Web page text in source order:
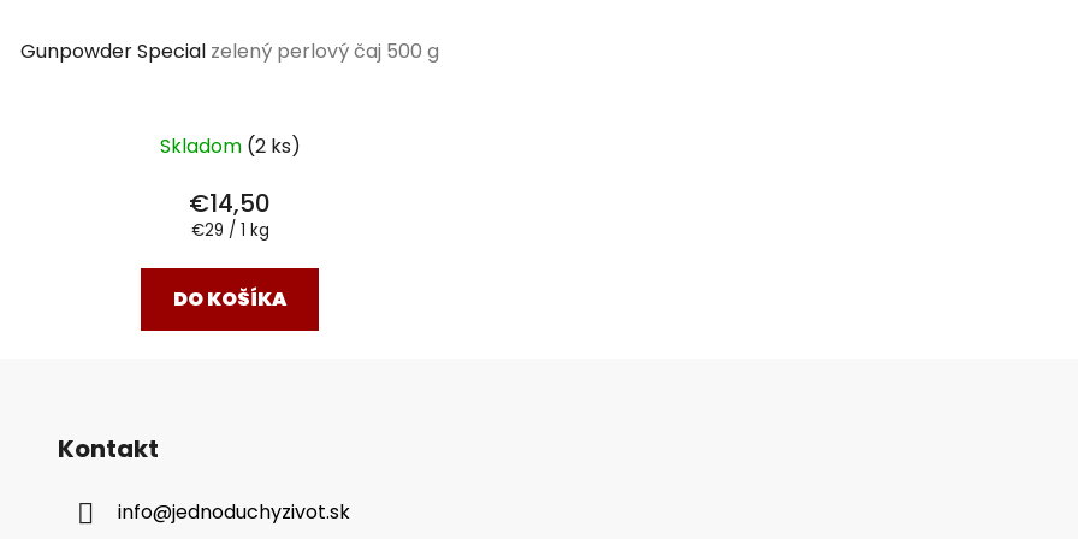
Gunpowder Special zelený perlový čaj 500 g
Skladom (2 ks)
€14,50
Jednotková
€29 / 1 kg
DO KOŠÍKA
Kontakt
info@jednoduchyzivot.sk